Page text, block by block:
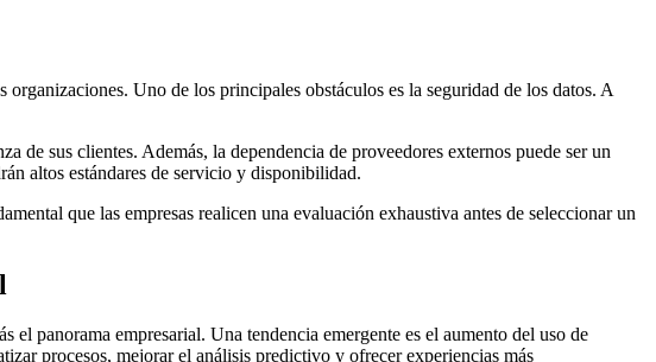
Uno de los principales obstáculos es la seguridad de los datos. A
de sus clientes. Además, la dependencia de proveedores externos puede ser un
altos estándares de servicio y disponibilidad.
que las empresas realicen una evaluación exhaustiva antes de seleccionar un
el panorama empresarial. Una tendencia emergente es el aumento del uso de
procesos, mejorar el análisis predictivo y ofrecer experiencias más